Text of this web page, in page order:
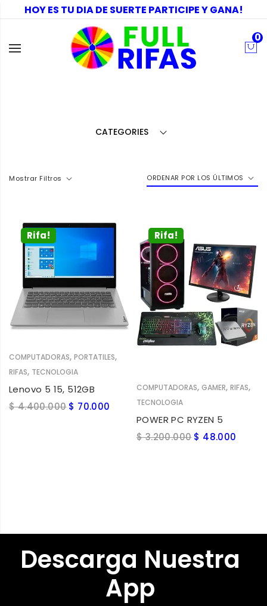
HOY ES TU DIA DE SUERTE PARTICIPE Y GANA!
0
CATEGORIES
Mostrar Filtros ORDENAR POR LOS ÚLTIMOS
Rifa!
COMPUTADORAS, PORTATILES,
RIFAS, TECNOLOGIA
Lenovo 5 15, 512GB
$4.400.000 $ 70.000
Rifa!
COMPUTADORAS, GAMER, RIFAS,
TECNOLOGIA
POWER PC RYZEN 5
$3.200.000 $ 48.000
Descarga Nuestra
App